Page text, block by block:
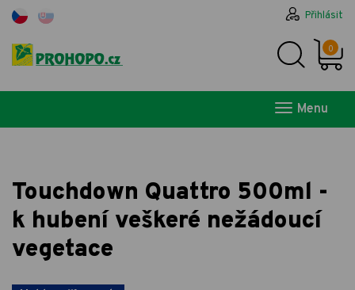
Přihlásit
0
Menu
Touchdown Quattro 500ml -
k hubení veškeré nežádoucí
vegetace